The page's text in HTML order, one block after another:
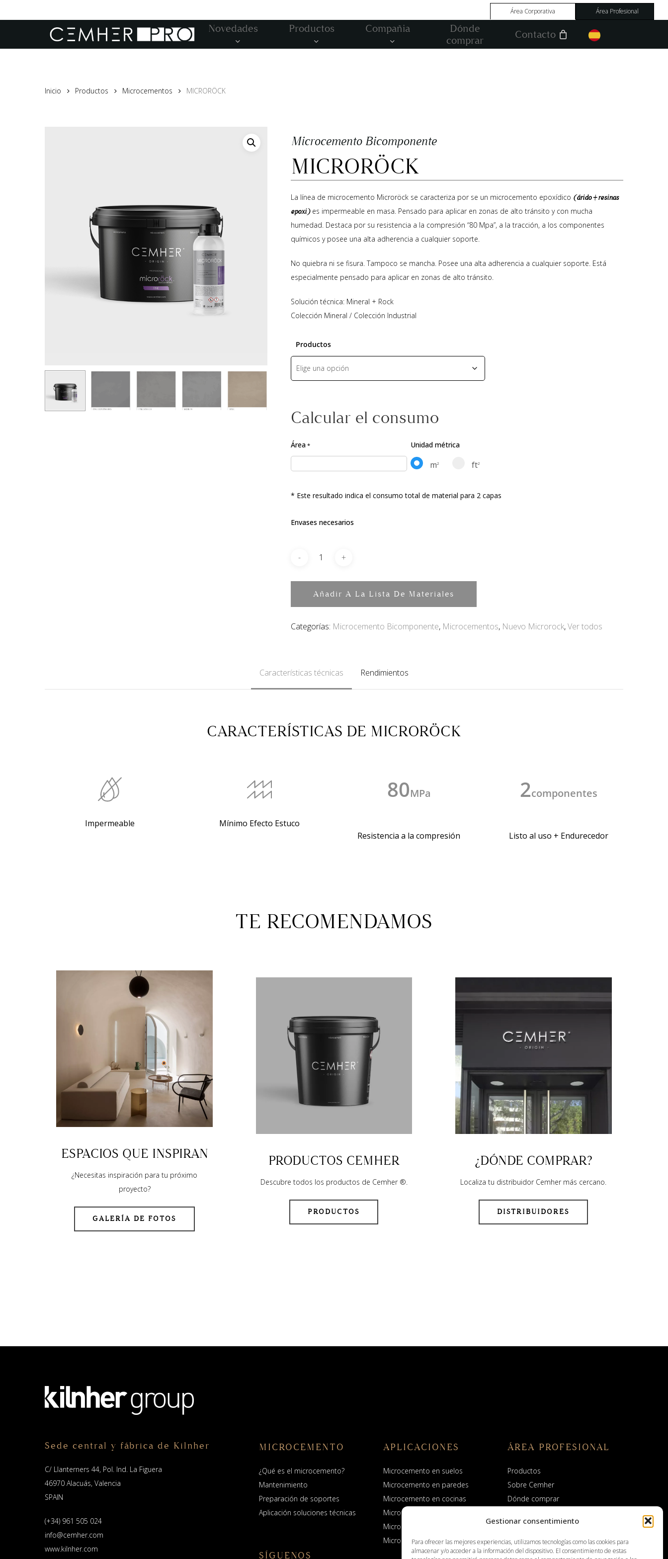
Gestionar consentimiento
Para ofrecer las mejores experiencias, utilizamos tecnologías como las cookies para
almacenar y/o acceder a la información del dispositivo. El consentimiento de estas
to
content
Área Corporativa Área Profesional
Novedades Productos Compañia
Dónde
comprar
Contacto
Inicio Productos Microcementos MICRORÖCK
Microcemento Bicomponente
MICRORÖCK
La línea de microcemento Microröck se caracteriza por se un microcemento epoxídico (árido + resinas
epoxi)es impermeable en masa. Pensado para aplicar en zonas de alto tránsito y con mucha
humedad. Destaca por su resistencia a la compresión “80 Mpa”, a la tracción, a los componentes
químicos y posee una alta adherencia a cualquier soporte.
No quiebra ni se fisura. Tampoco se mancha. Posee una alta adherencia a cualquier soporte. Está
especialmente pensado para aplicar en zonas de alto tránsito.
Solución técnica: Mineral + Rock
Colección Mineral / Colección Industrial
Productos
Calcular el consumo
Área* Unidad métrica
m2 ft2
* Este resultado indica el consumo total de material para 2 capas
Envases necesarios
Añadir A La Lista De Materiales
Categorías: Microcemento Bicomponente, Microcementos, Nuevo Microrock,Ver todos
Características técnicas Rendimientos
CARACTERÍSTICAS DE MICRORÖCK
Impermeable Mínimo Efecto Estuco
80MPa
Resistencia a la compresión
2componentes
Listo al uso + Endurecedor
TE RECOMENDAMOS
ESPACIOS QUE INSPIRAN
¿Necesitas inspiración para tu próximo
proyecto?
GALERÍA DE FOTOS
PRODUCTOS CEMHER
Descubre todos los productos de Cemher ®.
PRODUCTOS
¿DÓNDE COMPRAR?
Localiza tu distribuidor Cemher más cercano.
DISTRIBUIDORES
Sede central y fábrica de Kilnher
C/ Llanterners 44, Pol. Ind. La Figuera
46970 Alacuás, Valencia
SPAIN
(+34) 961 505 024
info@cemher.com
www.kilnher.com
MICROCEMENTO
¿Qué es el microcemento?
Mantenimiento
Preparación de soportes
Aplicación soluciones técnicas
SÍGUENOS
APLICACIONES
Microcemento en suelos
Microcemento en paredes
Microcemento en cocinas
Microcemento en baños
Microcemento en exterior
Microcemento en piscinas y spas
ÁREA PROFESIONAL
Productos
Sobre Cemher
Dónde comprar
Contacto